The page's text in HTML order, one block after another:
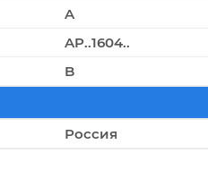
A
AP..1604..
B
Россия